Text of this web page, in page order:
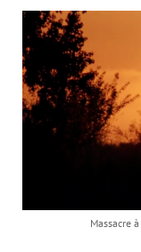
Massacre